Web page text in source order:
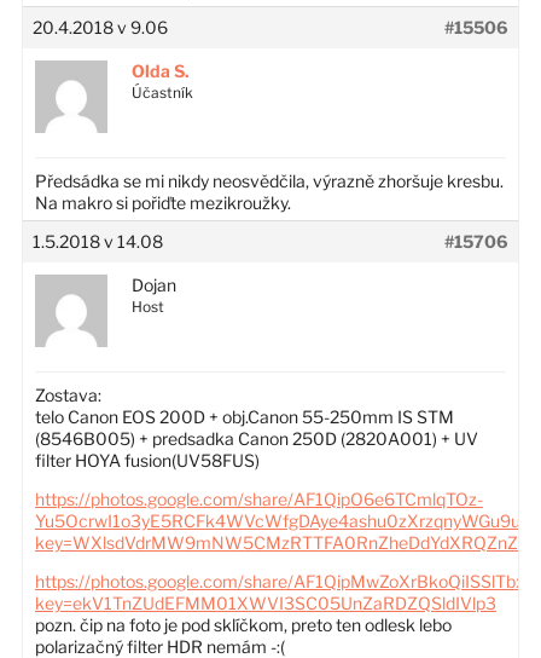
20.4.2018 v 9.06
#15506
Olda S.
Účastník
Předsádka se mi nikdy neosvědčila, výrazně zhoršuje kresbu.
Na makro si pořiďte mezikroužky.
1.5.2018 v 14.08
#15706
Dojan
Host
Zostava:
telo Canon EOS 200D + obj.Canon 55-250mm IS STM
(8546B005) + predsadka Canon 250D (2820A001) + UV
filter HOYA fusion(UV58FUS)
https://photos.google.com/share/AF1QipO6e6TCmlqTOz-
key=WXlsdVdrMW9mNW5CMzRTTFA0RnZheDdYdXRQZnZn
https://photos.google.com/share/
key=ekV1TnZUdEFMM01XWVI3SC05UnZaRDZQSldIVlp3
pozn. čip na foto je pod sklíčkom, preto ten odlesk lebo
polarizačný filter HDR nemám -:(